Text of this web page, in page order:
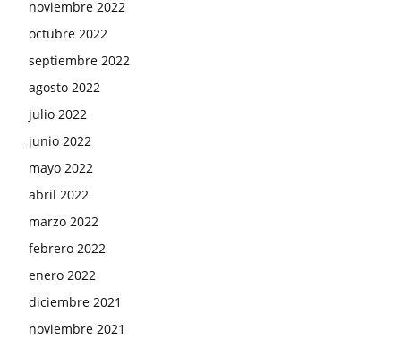
noviembre 2022
octubre 2022
septiembre 2022
agosto 2022
julio 2022
junio 2022
mayo 2022
abril 2022
marzo 2022
febrero 2022
enero 2022
diciembre 2021
noviembre 2021